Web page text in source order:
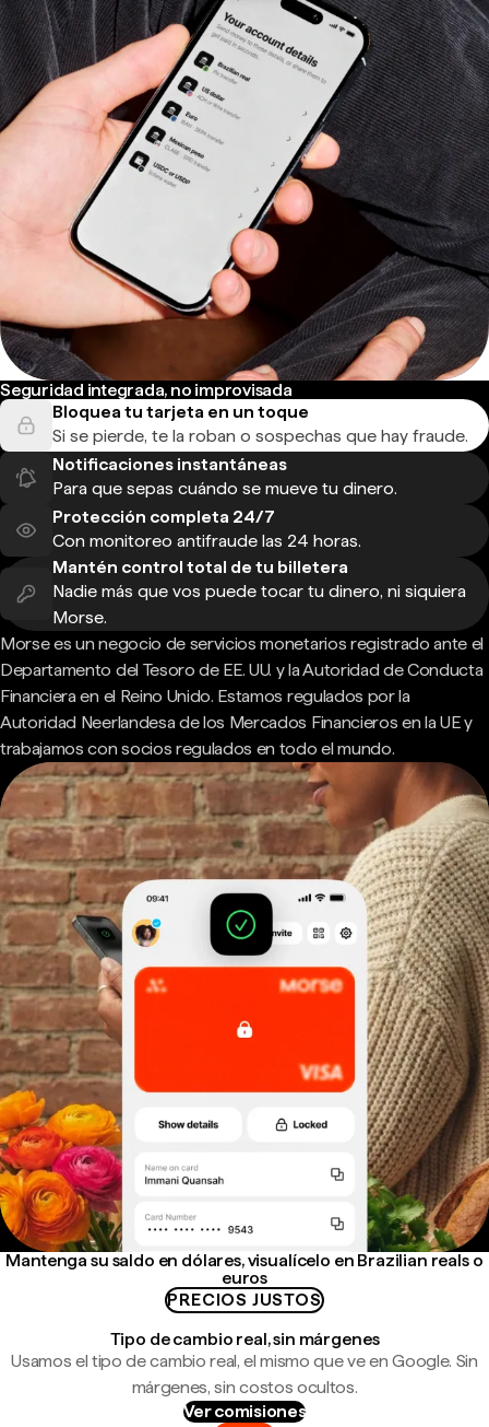
Seguridad integrada, no improvisada
Bloquea tu tarjeta en un toque
Si se pierde, te la roban o sospechas que hay fraude.
Notificaciones instantáneas
Para que sepas cuándo se mueve tu dinero.
Protección completa 24/7
Con monitoreo antifraude las 24 horas.
Mantén control total de tu billetera
Nadie más que vos puede tocar tu dinero, ni siquiera
Morse.
Morse es un negocio de servicios monetarios registrado ante el
Departamento del Tesoro de EE. UU. y la Autoridad de Conducta
Financiera en el Reino Unido. Estamos regulados por la
Autoridad Neerlandesa de los Mercados Financieros en la UE y
trabajamos con socios regulados en todo el mundo.
Mantenga su saldo en dólares, visualícelo en Brazilian reals o
euros
PRECIOS JUSTOS
Tipo de cambio real, sin márgenes
Usamos el tipo de cambio real, el mismo que ve en Google. Sin
márgenes, sin costos ocultos.
Ver comisiones